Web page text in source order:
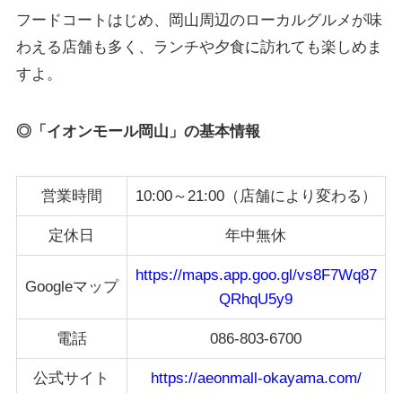
フードコートはじめ、岡山周辺のローカルグルメが味
わえる店舗も多く、ランチや夕食に訪れても楽しめま
すよ。
◎「イオンモール岡山」の基本情報
営業時間 10:00～21:00（店舗により変わる）
定休日 年中無休
Googleマップ
https://maps.app.goo.gl/vs8F7Wq87
QRhqU5y9
電話 086-803-6700
公式サイト https://aeonmall-okayama.com/